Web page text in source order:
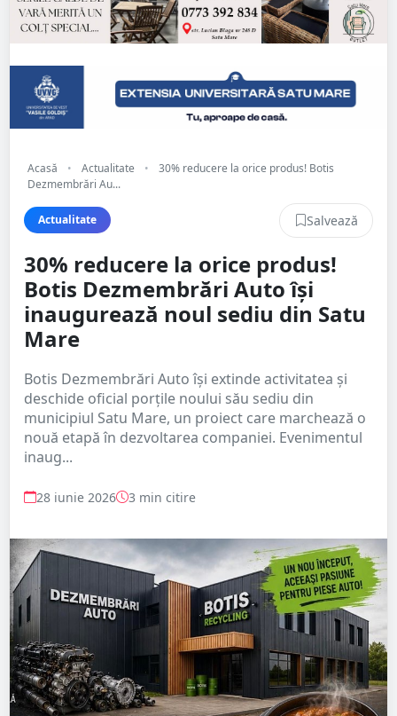
Acasă • Actualitate •
30% reducere la orice produs! Botis
Dezmembrări Au...
Actualitate Salvează
30% reducere la orice produs!
Botis Dezmembrări Auto își
inaugurează noul sediu din Satu
Mare
Botis Dezmembrări Auto își extinde activitatea și
deschide oficial porțile noului său sediu din
municipiul Satu Mare, un proiect care marchează o
nouă etapă în dezvoltarea companiei. Evenimentul
inaug...
28 iunie 2026 3 min citire